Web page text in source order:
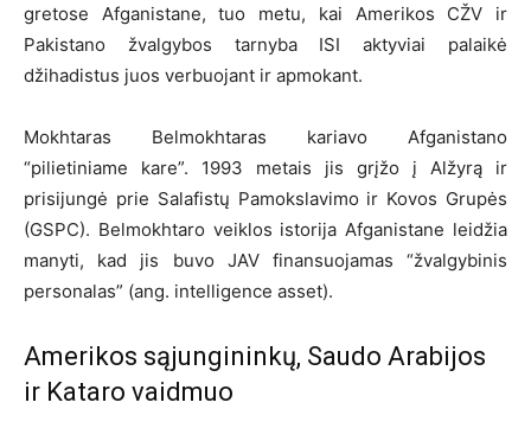
gretose Afganistane, tuo metu, kai Amerikos CŽV ir
Pakistano žvalgybos tarnyba ISI aktyviai palaikė
džihadistus juos verbuojant ir apmokant.
Mokhtaras Belmokhtaras kariavo Afganistano
“pilietiniame kare”. 1993 metais jis grįžo į Alžyrą ir
prisijungė prie Salafistų Pamokslavimo ir Kovos Grupės
(GSPC). Belmokhtaro veiklos istorija Afganistane leidžia
manyti, kad jis buvo JAV finansuojamas “žvalgybinis
personalas” (ang. intelligence asset).
Amerikos sąjungininkų, Saudo Arabijos
ir Kataro vaidmuo